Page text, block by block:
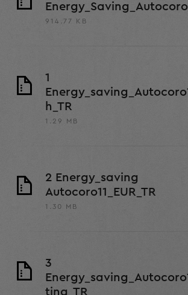
914.77 KB
1
h_TR
1.29 MB
2 Energy_saving
Autocoro11_EUR_TR
1.30 MB
3
ting_TR